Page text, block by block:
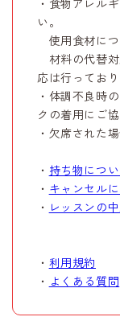
・食物アレル
い。
使用食材につ
材料の代替
応は行っており
・体調不良時
クの着用にご協
・欠席された
・ 持ち物につ
・ キャンセル
・ レッスンの
・ 利用規約
・ よくある質問